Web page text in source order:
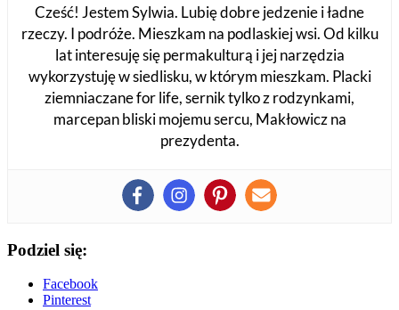
Cześć! Jestem Sylwia. Lubię dobre jedzenie i ładne
rzeczy. I podróże. Mieszkam na podlaskiej wsi. Od kilku
lat interesuję się permakulturą i jej narzędzia
wykorzystuję w siedlisku, w którym mieszkam. Placki
ziemniaczane for life, sernik tylko z rodzynkami,
marcepan bliski mojemu sercu, Makłowicz na
prezydenta.
Podziel się:
Facebook
Pinterest